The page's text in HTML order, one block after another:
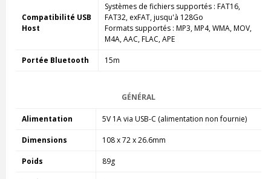
Compatibilité USB
Host
Systèmes de fichiers supportés : FAT16,
FAT32, exFAT, jusqu'à 128Go
Formats supportés : MP3, MP4, WMA, MOV,
M4A, AAC, FLAC, APE
Portée Bluetooth 15m
GÉNÉRAL
Alimentation 5V 1A via USB-C (alimentation non fournie)
Dimensions 108 x 72 x 26.6mm
Poids 89g